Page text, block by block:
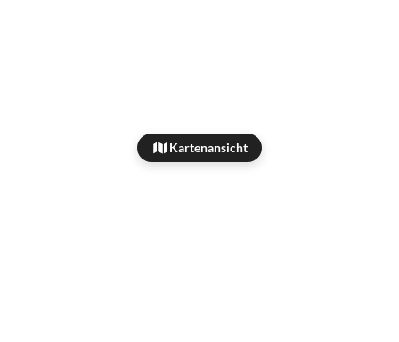
Kartenansicht